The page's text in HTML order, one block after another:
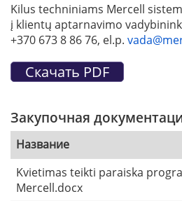
Kilus techniniams Mercell
į klientų aptarnavimo
+370 673 8 86 76, el.p.
Закупочная
Название
Kvietimas teikti paraiska
Mercell.docx